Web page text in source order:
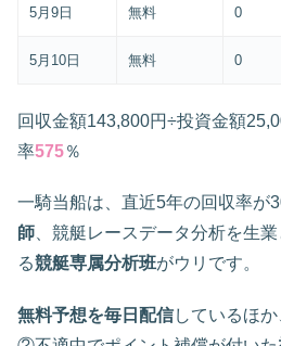
5月9日 無料 0
5月10日 無料 0
回収金額143,800円÷投資金額
率575％
一騎当船は、直近5年の回収率が
師、競艇レースデータ分析を生
る競艇専属分析班がウリです。
無料予想を毎日配信しているほ